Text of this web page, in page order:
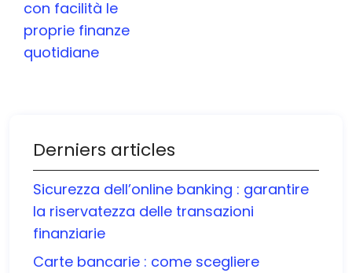
con facilità le
proprie finanze
quotidiane
Derniers articles
Sicurezza dell’online banking : garantire
la riservatezza delle transazioni
finanziarie
Carte bancarie : come scegliere